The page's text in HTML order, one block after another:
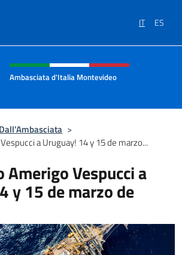
IT ES
sito, social e menù
Ambasciata d'Italia Montevideo
Dall’Ambasciata >
a Uruguay! 14 y 15 de marzo...
Amerigo Vespucci a
y 15 de marzo de